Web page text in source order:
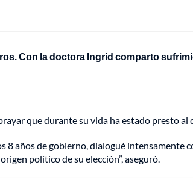
Con la doctora Ingrid comparto
que durante su vida ha estado presto al
8 años de gobierno, dialogué intensamente
político de su elección”, aseguró.